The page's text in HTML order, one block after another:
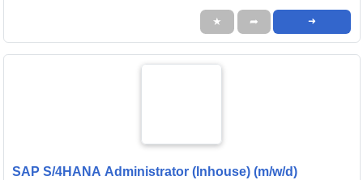
★ ➦ ➜
SAP S/4HANA Administrator (Inhouse) (m/w/d)